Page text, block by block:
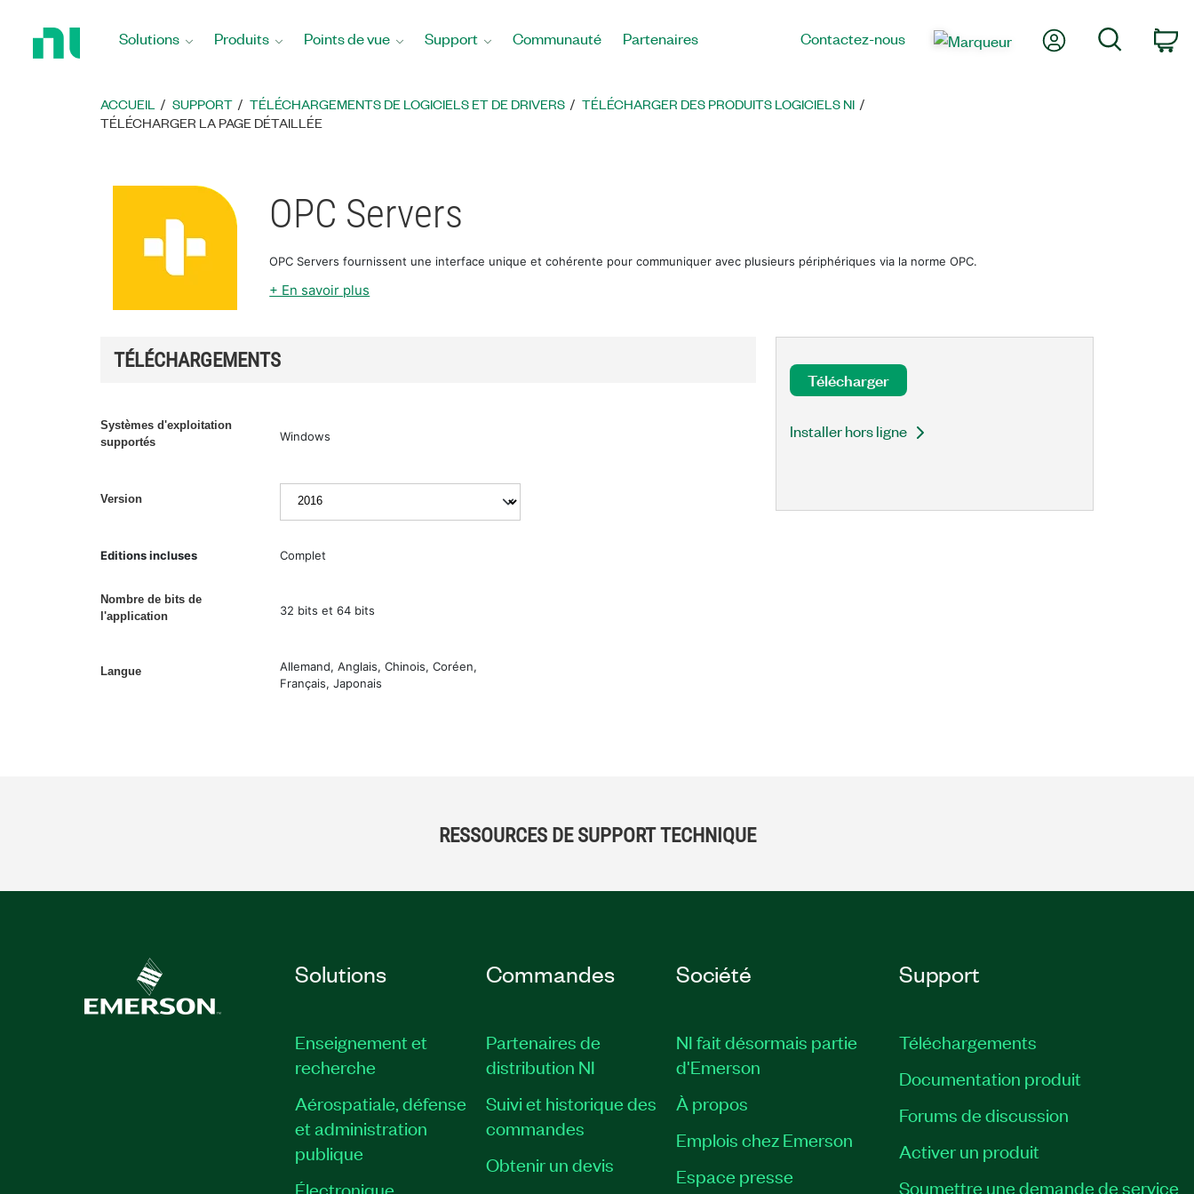
Solutions Produits Points de vue Support Communauté Partenaires Contactez-nous Mon compte
ACCUEIL SUPPORT TÉLÉCHARGEMENTS DE LOGICIELS ET DE DRIVERS
TÉLÉCHARGER DES PRODUITS LOGICIELS NI
TÉLÉCHARGER LA PAGE DÉTAILLÉE
OPC Servers
OPC Servers fournissent une interface unique et cohérente pour communiquer avec plusieurs périphériques via la norme OPC.
+ En savoir plus
TÉLÉCHARGEMENTS
Systèmes d'exploitation
supportés
Windows
Version
Editions incluses Complet
Nombre de bits de
l'application
32 bits et 64 bits
Langue
Allemand, Anglais, Chinois, Coréen,
Français, Japonais
Télécharger
Installer hors ligne
RESSOURCES DE SUPPORT TECHNIQUE
Solutions
Enseignement et
recherche
Aérospatiale, défense
et administration
publique
Électronique
Commandes
Partenaires de
distribution NI
Suivi et historique des
commandes
Obtenir un devis
Société
NI fait désormais partie
d'Emerson
À propos
Emplois chez Emerson
Espace presse
Support
Téléchargements
Documentation produit
Forums de discussion
Activer un produit
Soumettre une demande de service